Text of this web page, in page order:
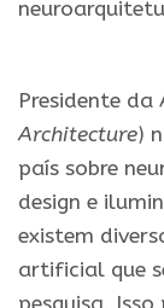
Presidente da
Architecture)
país sobre
design e
existem
artificial que